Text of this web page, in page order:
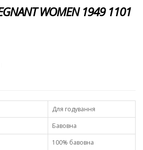
WOMEN 1949 1101
Для годування
Бавовна
100% бавовна